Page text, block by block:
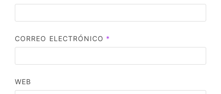
CORREO ELECTRÓNICO *
WEB